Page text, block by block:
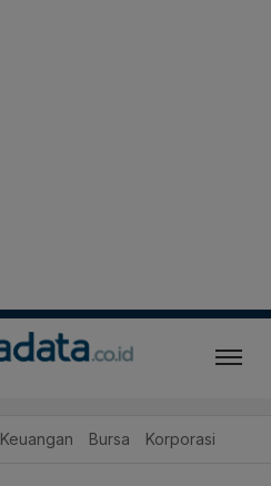
Keuangan Bursa Korporasi